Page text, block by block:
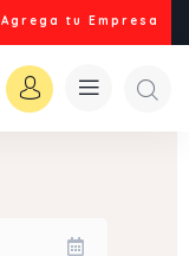
Agrega tu Empresa